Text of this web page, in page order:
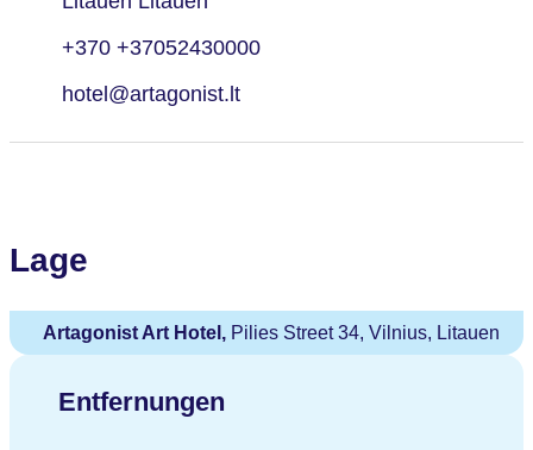
+370 +37052430000
hotel@artagonist.lt
Lage
Artagonist Art Hotel, Pilies Street 34, Vilnius, Litauen
Entfernungen